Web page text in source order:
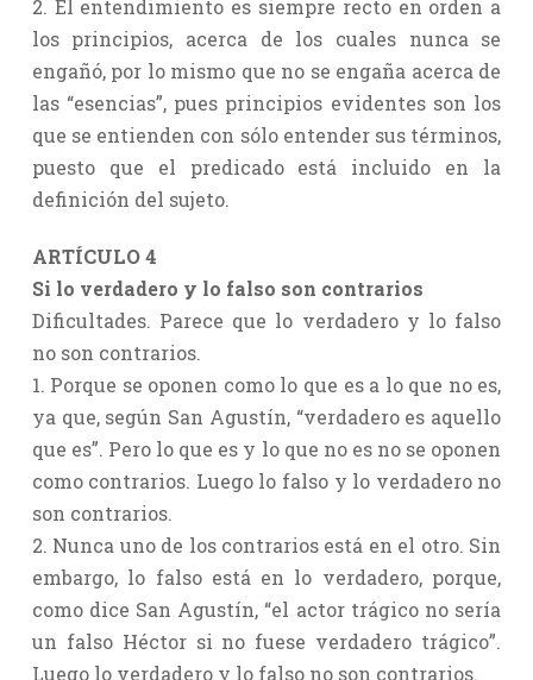
2. El entendimiento es siempre recto en orden a
los principios, acerca de los cuales nunca se
engañó, por lo mismo que no se engaña acerca de
las “esencias”, pues principios evidentes son los
que se entienden con sólo entender sus términos,
puesto que el predicado está incluido en la
definición del sujeto.
ARTÍCULO 4
Si lo verdadero y lo falso son contrarios
Dificultades. Parece que lo verdadero y lo falso
no son contrarios.
1. Porque se oponen como lo que es a lo que no es,
ya que, según San Agustín, “verdadero es aquello
que es”. Pero lo que es y lo que no es no se oponen
como contrarios. Luego lo falso y lo verdadero no
son contrarios.
2. Nunca uno de los contrarios está en el otro. Sin
embargo, lo falso está en lo verdadero, porque,
como dice San Agustín, “el actor trágico no sería
un falso Héctor si no fuese verdadero trágico”.
Luego lo verdadero y lo falso no son contrarios.